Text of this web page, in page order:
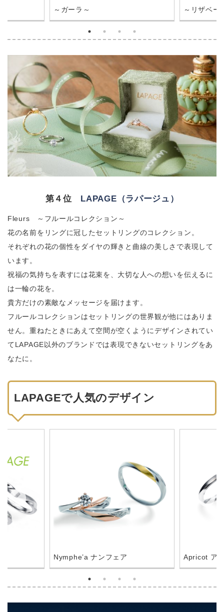
～ガーラ～
～リザベー
第４位 LAPAGE（ラパージュ）
Fleurs ～フルールコレクション～
花の名前をリングに冠したセットリングのコレクション。
それぞれの花の個性をダイヤの輝きと曲線の美しさで表現して
います。
祝福の気持ちを表すには花束を、大切な人への想いを伝えるに
は一輪の花を。
貴方だけの素敵なメッセージを届けます。
フルールコレクションはセットリングの世界観が他にはありま
せん。重ねたときにあえて空間が空くようにデザインされてい
てLAPAGE以外のブランドでは表現できないセットリングをあ
なたに。
LAPAGEで人気のデザイン
Nymphe’a ナンフェア Apricot ア